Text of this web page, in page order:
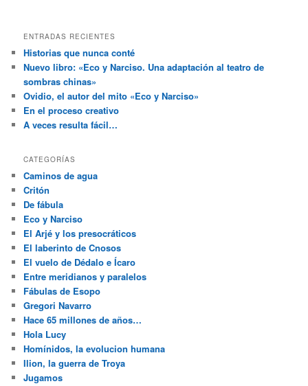
ENTRADAS RECIENTES
Historias que nunca conté
Nuevo libro: «Eco y Narciso. Una adaptación al teatro de
sombras chinas»
Ovidio, el autor del mito «Eco y Narciso»
En el proceso creativo
A veces resulta fácil…
CATEGORÍAS
Caminos de agua
Critón
De fábula
Eco y Narciso
El Arjé y los presocráticos
El laberinto de Cnosos
El vuelo de Dédalo e Ícaro
Entre meridianos y paralelos
Fábulas de Esopo
Gregori Navarro
Hace 65 millones de años…
Hola Lucy
Homínidos, la evolucion humana
Ilion, la guerra de Troya
Jugamos